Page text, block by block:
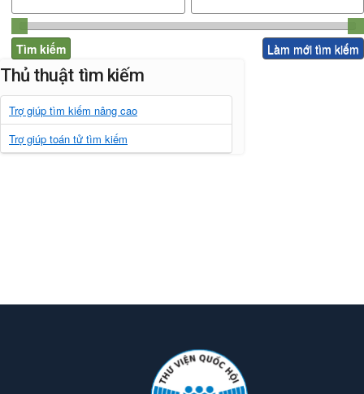
Thủ thuật tìm kiếm
Trợ giúp tìm kiếm nâng cao
Trợ giúp toán tử tìm kiếm